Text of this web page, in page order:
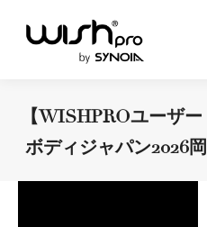
【WISHPROユーザ
ボディジャパン2026